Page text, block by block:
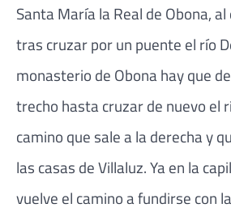
Santa María la Real de Obona,
tras cruzar por un puente el río
monasterio de Obona hay que
trecho hasta cruzar de nuevo el
camino que sale a la derecha y
las casas de Villaluz. Ya en la
vuelve el camino a fundirse con